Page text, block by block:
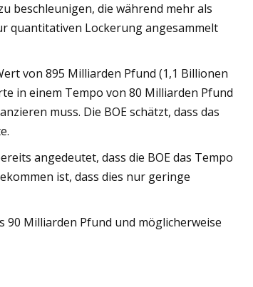
beschleunigen, die während mehr als
quantitativen Lockerung angesammelt
von 895 Milliarden Pfund (1,1 Billionen
in einem Tempo von 80 Milliarden Pfund
muss. Die BOE schätzt, dass das
angedeutet, dass die BOE das Tempo
ist, dass dies nur geringe
90 Milliarden Pfund und möglicherweise